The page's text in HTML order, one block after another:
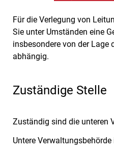
Für die Verlegung von
Sie unter Umständen eine
insbesondere von der Lage
abhängig.
Zuständige Stelle
Zuständig sind die unteren
Untere Verwaltungsbehörde